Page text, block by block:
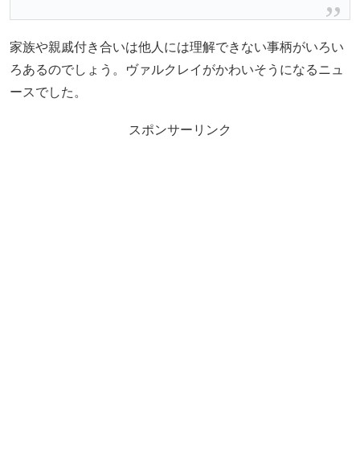
家族や親戚付き合いは他人には理解できない事柄がいろい
ろあるのでしょう。ヴァルクレイがかわいそうになるニュ
ースでした。
スポンサーリンク